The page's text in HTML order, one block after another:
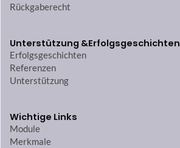
Rückgaberecht
Unterstützung &Erfolgsgeschichten
Erfolgsgeschichten
Referenzen
Unterstützung
Wichtige Links
Module
Merkmale